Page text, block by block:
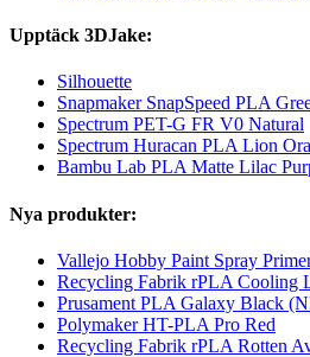
Upptäck 3DJake:
Silhouette
Snapmaker SnapSpeed PLA
Spectrum PET-G FR V0 Natural
Spectrum Huracan PLA Lion
Bambu Lab PLA Matte Lilac
Nya produkter:
Vallejo Hobby Paint Spray
Recycling Fabrik rPLA Cooling
Prusament PLA Galaxy Black
Polymaker HT-PLA Pro Red
Recycling Fabrik rPLA Rotten